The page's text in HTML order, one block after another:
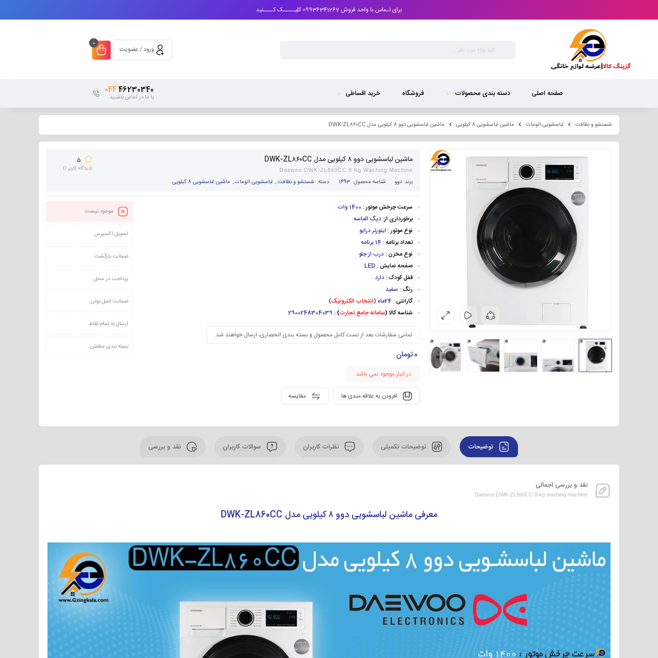
برای تـماس با واحد فروش 09936341267 کلیـــــک کــــنید
ورود / عضویت
0
صفحه اصلی دسته بندی محصولات فروشگاه خرید اقساطی 46230340
044
با ما در تماس باشـید
شستشو و نظافت لباسشویی اتومات ماشین لباسشویی 8 کیلویی ماشین لباسشویی دوو ۸ کیلویی مدل DWK-ZL۸۶۰CC
ماشین لباسشویی دوو ۸ کیلویی مدل DWK-ZL۸۶۰CC
Daewoo DWK-ZL860CC 8 Kg Washing Machine
5
(دیدگاه کاربر 1
)
برند: دوو شناسه محصول: 1693 دسته: شستشو و نظافت, لباسشویی اتومات, ماشین لباسشویی 8 کیلویی
سرعت چرخش موتور : 1400 وات
برخورداری از: دیگ الماسه
نوع موتور : اینورتر درایو
تعداد برنامه : 14 برنامه
نوع مخزن : درب از جلو
صفحه نمایش : LED
قفل کودک : دارد
رنگ : سفید
گارانتی : 24ماه ( انتخاب الکترونیک)
شناسه کالا (سامانه جامع تجارت) :
2900248304039
تمامی سفارشات بعد از تست کامل محصول و بسته بندی انحصاری، ارسال خواهند شد.
0تومان
در انبار موجود نمی باشد
مقایسه افزودن به علاقه مندی ها
موجود نیست
تحویل اکسپرس
ضمانت بازگشت
پرداخت در محل
ضمانت اصل بودن
ارسال به تمام نقاط
بسته بندی مطمئن
توضیحات توضیحات تکمیلی نظرات کاربران سوالات کاربران نقد و بررسی
نقد و بررسی اجمالی
Daewoo DWK-ZL860CC 8 kg washing machine
معرفی ماشین لباسشویی دوو ۸ کیلویی مدل DWK-ZL860CC